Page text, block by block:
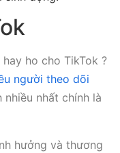
ho cho TikTok ?
người theo dõi
nhất chính là
hưởng và thương